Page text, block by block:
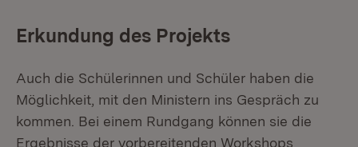
Erkundung des Projekts
Auch die Schülerinnen und Schüler haben die
Möglichkeit, mit den Ministern ins Gespräch zu
kommen. Bei einem Rundgang können sie die
Ergebnisse der vorbereitenden Workshops